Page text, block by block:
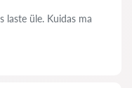
laste üle. Kuidas ma